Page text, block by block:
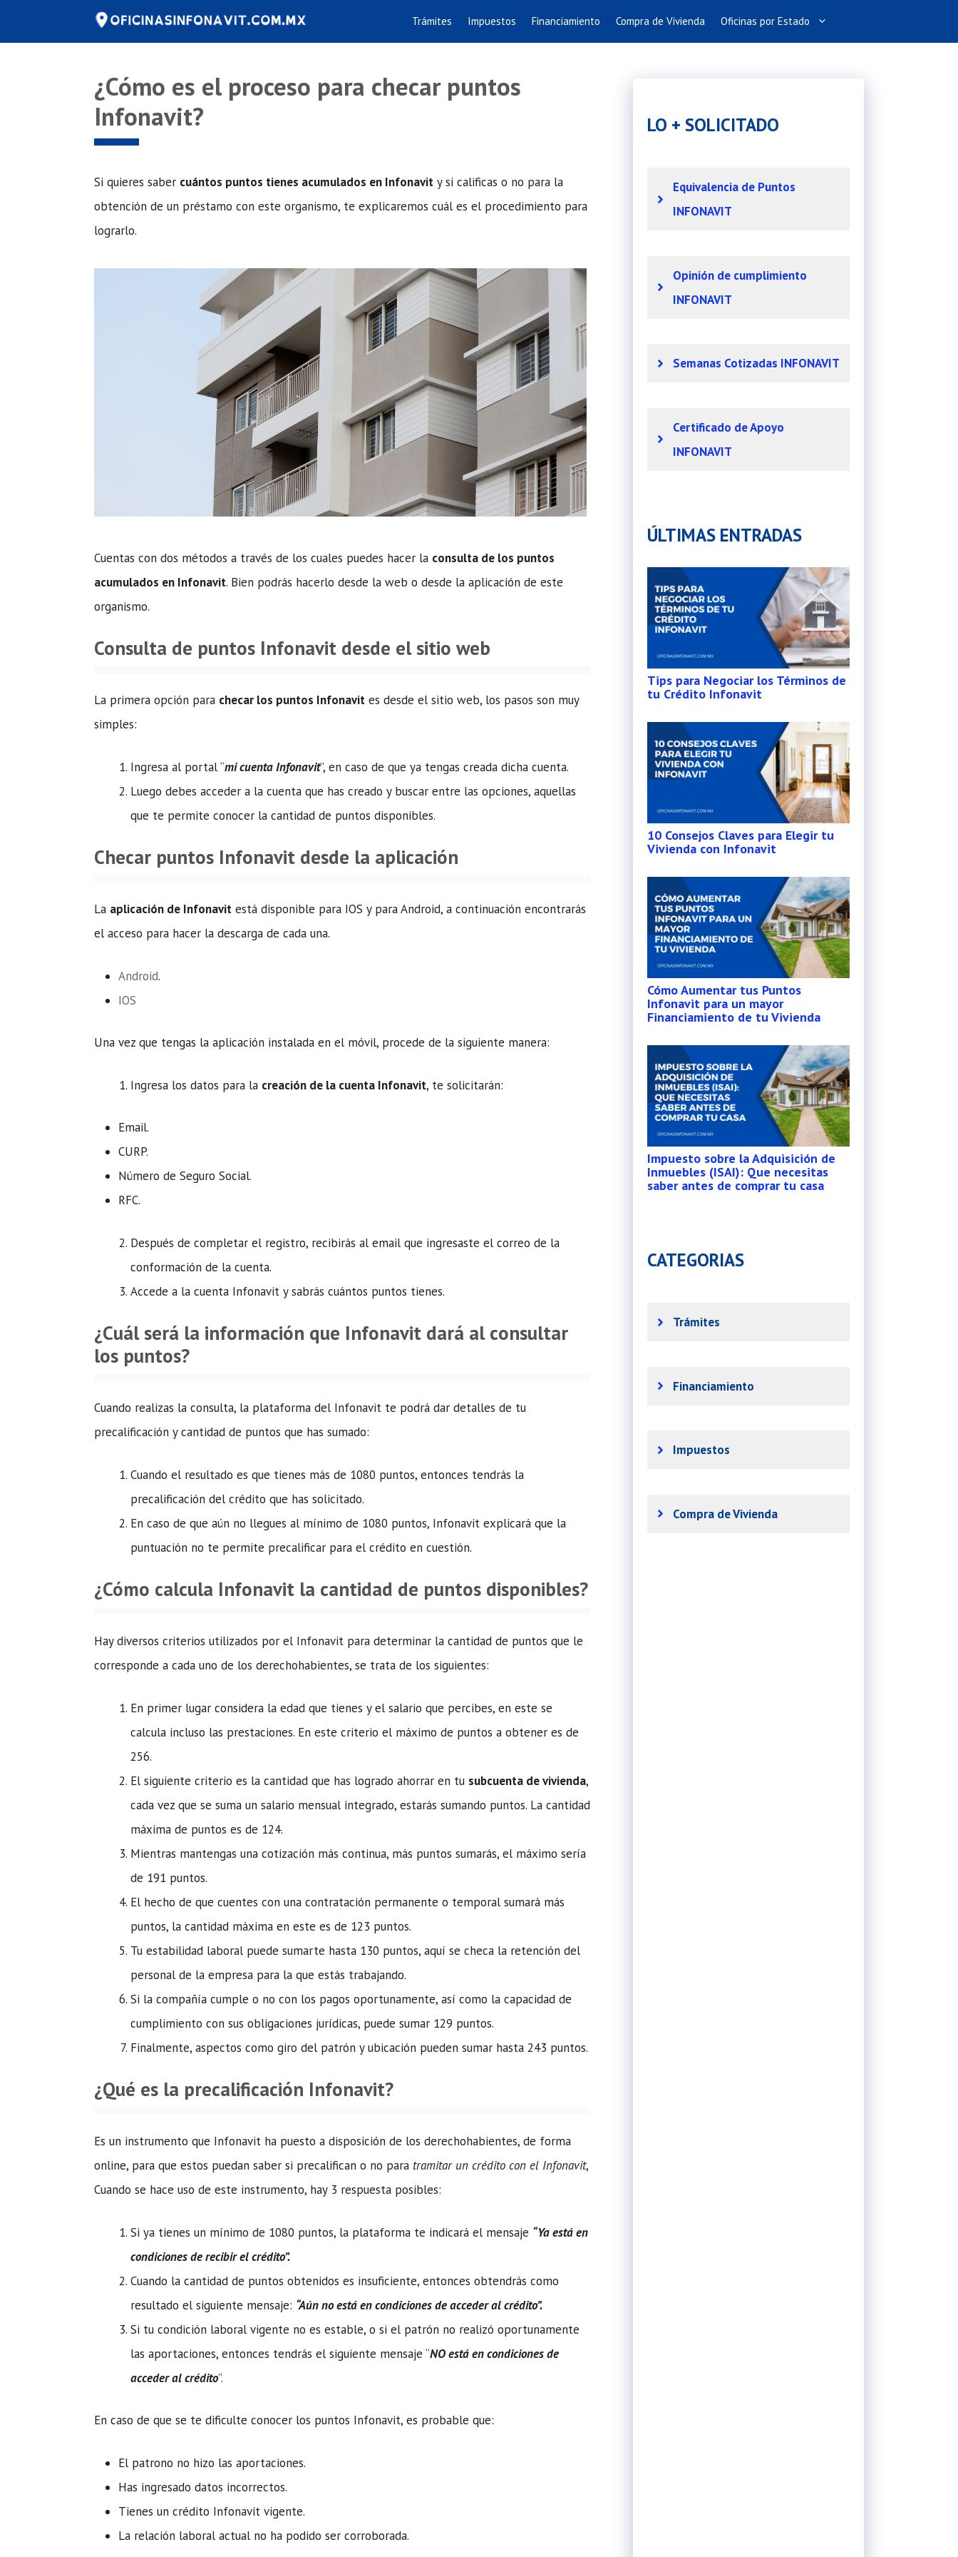
Trámites Impuestos Financiamiento Compra de Vivienda Oficinas por Estado
¿Cómo es el proceso para checar puntos
Infonavit?
Si quieres saber cuántos puntos tienes acumulados en Infonavit y si calificas o no para la
obtención de un préstamo con este organismo, te explicaremos cuál es el procedimiento para
lograrlo.
Cuentas con dos métodos a través de los cuales puedes hacer la consulta de los puntos
acumulados en Infonavit. Bien podrás hacerlo desde la web o desde la aplicación de este
organismo.
Consulta de puntos Infonavit desde el sitio web
La primera opción para checar los puntos Infonavit es desde el sitio web, los pasos son muy
simples:
Ingresa al portal “mi cuenta Infonavit”, en caso de que ya tengas creada dicha cuenta.
Luego debes acceder a la cuenta que has creado y buscar entre las opciones, aquellas
que te permite conocer la cantidad de puntos disponibles.
Checar puntos Infonavit desde la aplicación
La aplicación de Infonavit está disponible para IOS y para Android, a continuación encontrarás
el acceso para hacer la descarga de cada una.
Android.
IOS
Una vez que tengas la aplicación instalada en el móvil, procede de la siguiente manera:
Ingresa los datos para la creación de la cuenta Infonavit, te solicitarán:
Email.
CURP.
Número de Seguro Social.
RFC.
Después de completar el registro, recibirás al email que ingresaste el correo de la
conformación de la cuenta.
Accede a la cuenta Infonavit y sabrás cuántos puntos tienes.
¿Cuál será la información que Infonavit dará al consultar
los puntos?
Cuando realizas la consulta, la plataforma del Infonavit te podrá dar detalles de tu
precalificación y cantidad de puntos que has sumado:
Cuando el resultado es que tienes más de 1080 puntos, entonces tendrás la
precalificación del crédito que has solicitado.
En caso de que aún no llegues al mínimo de 1080 puntos, Infonavit explicará que la
puntuación no te permite precalificar para el crédito en cuestión.
¿Cómo calcula Infonavit la cantidad de puntos disponibles?
Hay diversos criterios utilizados por el Infonavit para determinar la cantidad de puntos que le
corresponde a cada uno de los derechohabientes, se trata de los siguientes:
En primer lugar considera la edad que tienes y el salario que percibes, en este se
calcula incluso las prestaciones. En este criterio el máximo de puntos a obtener es de
256.
El siguiente criterio es la cantidad que has logrado ahorrar en tu subcuenta de vivienda,
cada vez que se suma un salario mensual integrado, estarás sumando puntos. La cantidad
máxima de puntos es de 124.
Mientras mantengas una cotización más continua, más puntos sumarás, el máximo sería
de 191 puntos.
El hecho de que cuentes con una contratación permanente o temporal sumará más
puntos, la cantidad máxima en este es de 123 puntos.
Tu estabilidad laboral puede sumarte hasta 130 puntos, aquí se checa la retención del
personal de la empresa para la que estás trabajando.
Si la compañía cumple o no con los pagos oportunamente, así como la capacidad de
cumplimiento con sus obligaciones jurídicas, puede sumar 129 puntos.
Finalmente, aspectos como giro del patrón y ubicación pueden sumar hasta 243 puntos.
¿Qué es la precalificación Infonavit?
Es un instrumento que Infonavit ha puesto a disposición de los derechohabientes, de forma
online, para que estos puedan saber si precalifican o no para tramitar un crédito con el Infonavit,
Cuando se hace uso de este instrumento, hay 3 respuesta posibles:
Si ya tienes un mínimo de 1080 puntos, la plataforma te indicará el mensaje “Ya está en
condiciones de recibir el crédito”.
Cuando la cantidad de puntos obtenidos es insuficiente, entonces obtendrás como
resultado el siguiente mensaje: “Aún no está en condiciones de acceder al crédito”.
Si tu condición laboral vigente no es estable, o si el patrón no realizó oportunamente
las aportaciones, entonces tendrás el siguiente mensaje “NO está en condiciones de
acceder al crédito”.
En caso de que se te dificulte conocer los puntos Infonavit, es probable que:
El patrono no hizo las aportaciones.
Has ingresado datos incorrectos.
Tienes un crédito Infonavit vigente.
La relación laboral actual no ha podido ser corroborada.
LO + SOLICITADO
Equivalencia de Puntos
INFONAVIT
Opinión de cumplimiento
INFONAVIT
Semanas Cotizadas INFONAVIT
Certificado de Apoyo
INFONAVIT
ÚLTIMAS ENTRADAS
Tips para Negociar los Términos de
tu Crédito Infonavit
10 Consejos Claves para Elegir tu
Vivienda con Infonavit
Cómo Aumentar tus Puntos
Infonavit para un mayor
Financiamiento de tu Vivienda
Impuesto sobre la Adquisición de
Inmuebles (ISAI): Que necesitas
saber antes de comprar tu casa
CATEGORIAS
Trámites
Financiamiento
Impuestos
Compra de Vivienda